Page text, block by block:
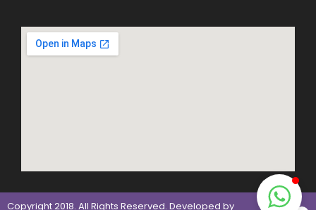
Copyright 2018. All Rights Reserved. Developed by